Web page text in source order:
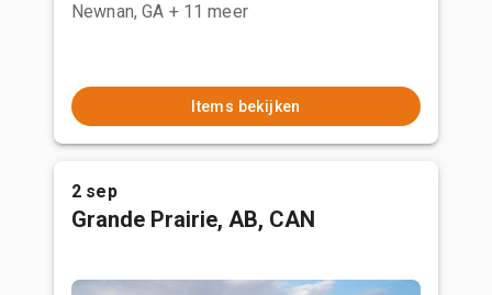
Newnan, GA + 11 meer
Items bekijken
2 sep
Grande Prairie, AB, CAN